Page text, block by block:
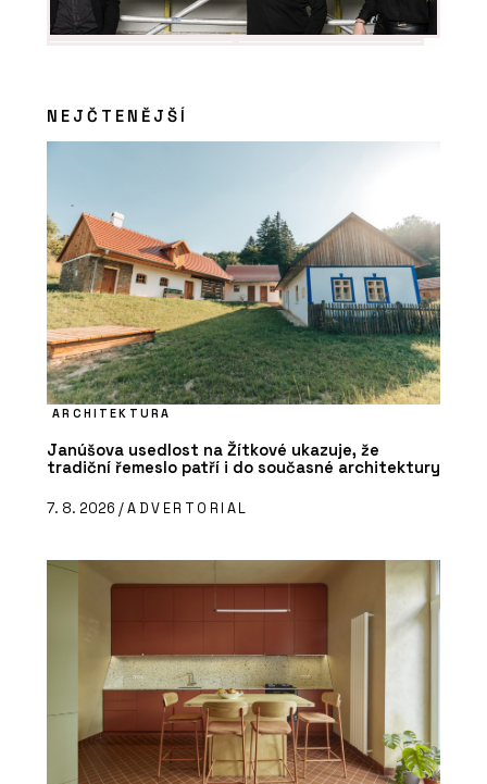
NEJČTENĚJŠÍ
ARCHITEKTURA
Janúšova usedlost na Žítkové ukazuje, že
tradiční řemeslo patří i do současné architektury
7. 8. 2026 /ADVERTORIAL